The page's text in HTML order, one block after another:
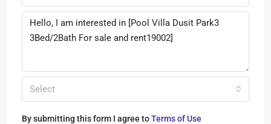
Select
By submitting this form I agree toTerms of Use